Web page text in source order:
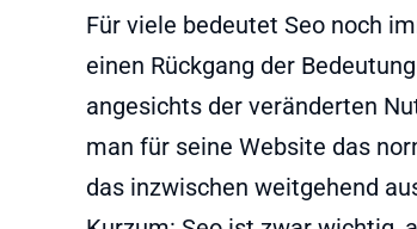
Für viele bedeutet Seo noch
einen Rückgang der
angesichts der veränderten
man für seine Website das
das inzwischen weitgehend